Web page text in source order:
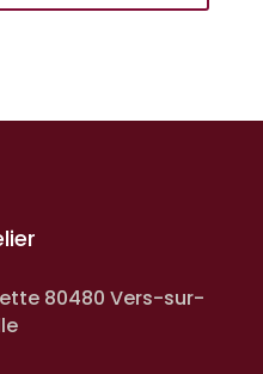
80480 Vers-sur-